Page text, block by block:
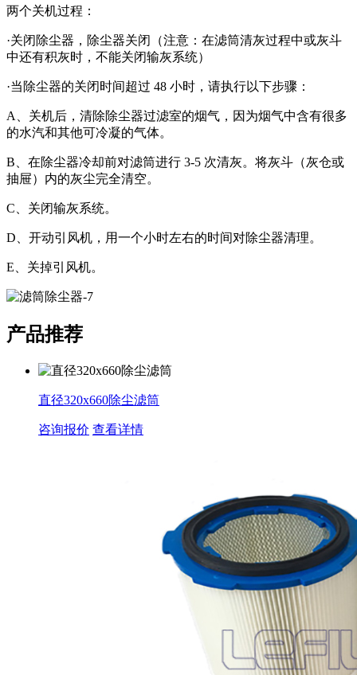
两个关机过程：
·关闭除尘器，除尘器关闭（注意：在滤筒清灰过程中或灰斗
中还有积灰时，不能关闭输灰系统）
·当除尘器的关闭时间超过 48 小时，请执行以下步骤：
A、关机后，清除除尘器过滤室的烟气，因为烟气中含有很多
的水汽和其他可冷凝的气体。
B、在除尘器冷却前对滤筒进行 3-5 次清灰。将灰斗（灰仓或
抽屉）内的灰尘完全清空。
C、关闭输灰系统。
D、开动引风机，用一个小时左右的时间对除尘器清理。
E、关掉引风机。
产品推荐
直径320x660除尘滤筒
咨询报价 查看详情